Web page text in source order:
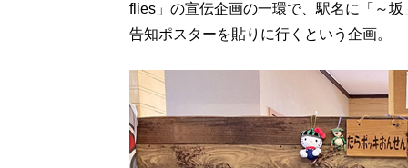
flies」の宣伝企画の一環で、駅名に「～
告知ポスターを貼りに行くという企画。